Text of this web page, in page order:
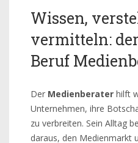
Wissen,
vermitteln:
Beruf
Der Medienberater hilft
Unternehmen, ihre
zu verbreiten. Sein Alltag
daraus, den Medienmarkt